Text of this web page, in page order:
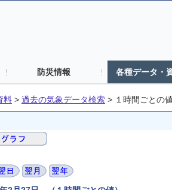
防災情報 各種データ・
料 > 過去の気象データ検索 > １時間ごとの